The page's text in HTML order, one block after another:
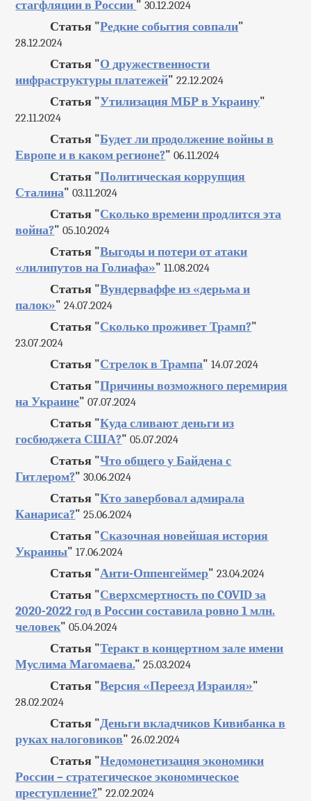
стагфляции в России " 30.12.2024
Статья "Редкие события совпали"
28.12.2024
Статья "О дружественности
инфраструктуры платежей" 22.12.2024
Статья "Утилизация МБР в Украину"
22.11.2024
Статья "Будет ли продолжение войны в
Европе и в каком регионе?" 06.11.2024
Статья "Политическая коррупция
Сталина" 03.11.2024
Статья "Сколько времени продлится эта
война?" 05.10.2024
Статья "Выгоды и потери от атаки
«лилипутов на Голиафа»" 11.08.2024
Статья "Вундерваффе из «дерьма и
палок»" 24.07.2024
Статья "Сколько проживет Трамп?"
23.07.2024
Статья "Стрелок в Трампа" 14.07.2024
Статья "Причины возможного перемирия
на Украине" 07.07.2024
Статья "Куда сливают деньги из
госбюджета США?" 05.07.2024
Статья "Что общего у Байдена с
Гитлером?" 30.06.2024
Статья "Кто завербовал адмирала
Канариса?" 25.06.2024
Статья "Сказочная новейшая история
Украины" 17.06.2024
Статья "Анти-Оппенгеймер" 23.04.2024
Статья "Сверхсмертность по COVID за
2020-2022 год в России составила ровно 1 млн.
человек" 05.04.2024
Статья "Теракт в концертном зале имени
Муслима Магомаева." 25.03.2024
Статья "Версия «Переезд Израиля»"
28.02.2024
Статья "Деньги вкладчиков Кивибанка в
руках налоговиков" 26.02.2024
Статья "Недомонетизация экономики
России – стратегическое экономическое
преступление?" 22.02.2024